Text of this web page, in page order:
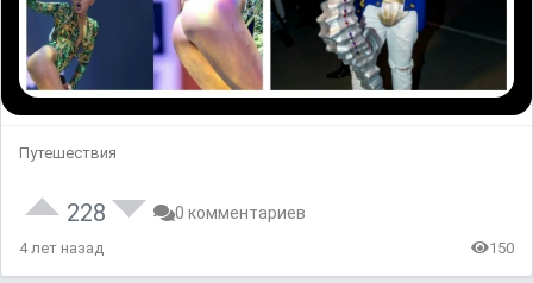
Путешествия
228 0 комментариев
4 лет назад 150